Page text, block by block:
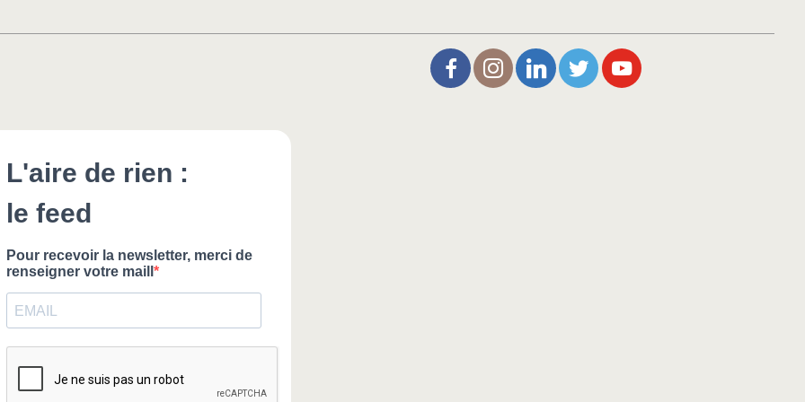
L’Aire de Rien (facebook)
Christophe Noisette (instagram)
Christophe Noisette (Linkedin)
Christophe Noisette (X | Twitter)
L’Aire de Rien (You Tube)